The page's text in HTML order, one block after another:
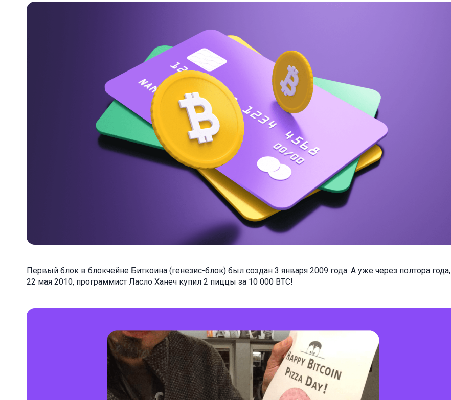
Первый блок в блокчейне Биткоина (генезис-блок) был создан 3 января 2009 года. А уже через полтора года,
22 мая 2010, программист Ласло Ханеч купил 2 пиццы за 10 000 BTC!